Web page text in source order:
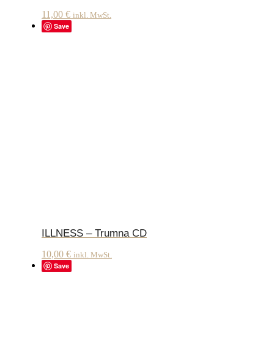
11,00 € inkl. MwSt.
Save
ILLNESS – Trumna CD
10,00 € inkl. MwSt.
Save